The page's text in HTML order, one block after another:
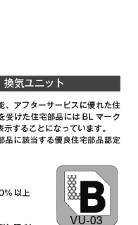
¥3,300（税抜価格 ￥
¥5,170（税抜価格 ￥